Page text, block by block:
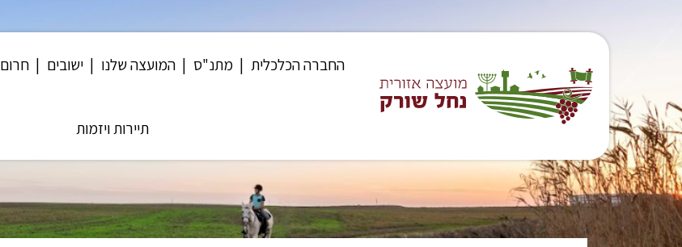
החברה הכלכלית מתנ"ס המועצה שלנו ישובים חרום
תיירות ויזמות